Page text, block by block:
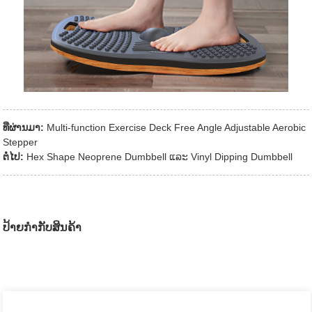
ທີ່ຜ່ານມາ: Multi-function Exercise Deck Free Angle Adjustable Aerobic
Stepper
ຕໍ່ໄປ: Hex Shape Neoprene Dumbbell ແລະ Vinyl Dipping Dumbbell
ປ້າຍກຳກັບສິນຄ້າ